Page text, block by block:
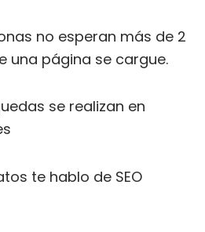
no esperan más de 2
una página se cargue.
se realizan en
te hablo de SEO